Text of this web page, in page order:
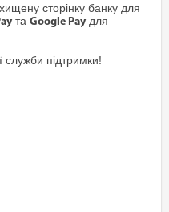
сторінку банку для
таGoogle Pay для
підтримки!